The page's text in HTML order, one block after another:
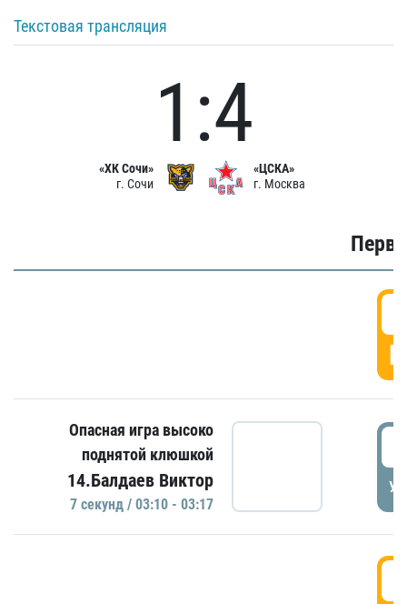
Текстовая трансляция
«ХК Сочи»
г. Сочи
1:4
«ЦСКА»
г. Москва
Опасная игра высоко
поднятой клюшкой
14.Балдаев Виктор
7 секунд / 03:10 - 03:17